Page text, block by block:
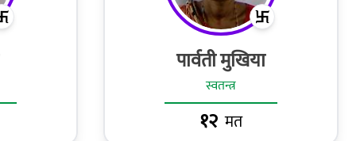
पार्वती मुखिया
स्वतन्त्र
१२ मत